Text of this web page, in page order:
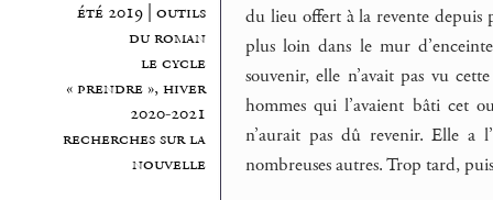
été 2019 | outils
du roman
le cycle
« prendre », hiver
2020-2021
recherches sur la
nouvelle
du lieu offert à la revente depuis
plus loin dans le mur
souvenir, elle n’avait pas vu
hommes qui l’avaient bâti cet
n’aurait pas dû revenir. Elle a
nombreuses autres. Trop tard,